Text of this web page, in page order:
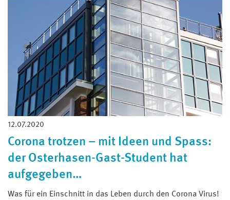
12.07.2020
Corona trotzen – mit Ideen und Spass:
der Osterhasen-Gast-Student hat
aufgegeben…
Was für ein Einschnitt in das Leben durch den Corona Virus!